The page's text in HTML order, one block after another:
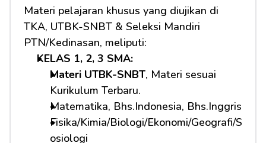
Materi pelajaran khusus yang diujikan di
TKA, UTBK-SNBT & Seleksi Mandiri
PTN/Kedinasan, meliputi:
KELAS 1, 2, 3 SMA:
Materi UTBK-SNBT, Materi sesuai
Kurikulum Terbaru.
Matematika, Bhs.Indonesia, Bhs.Inggris
Fisika/Kimia/Biologi/Ekonomi/Geografi/S
osiologi